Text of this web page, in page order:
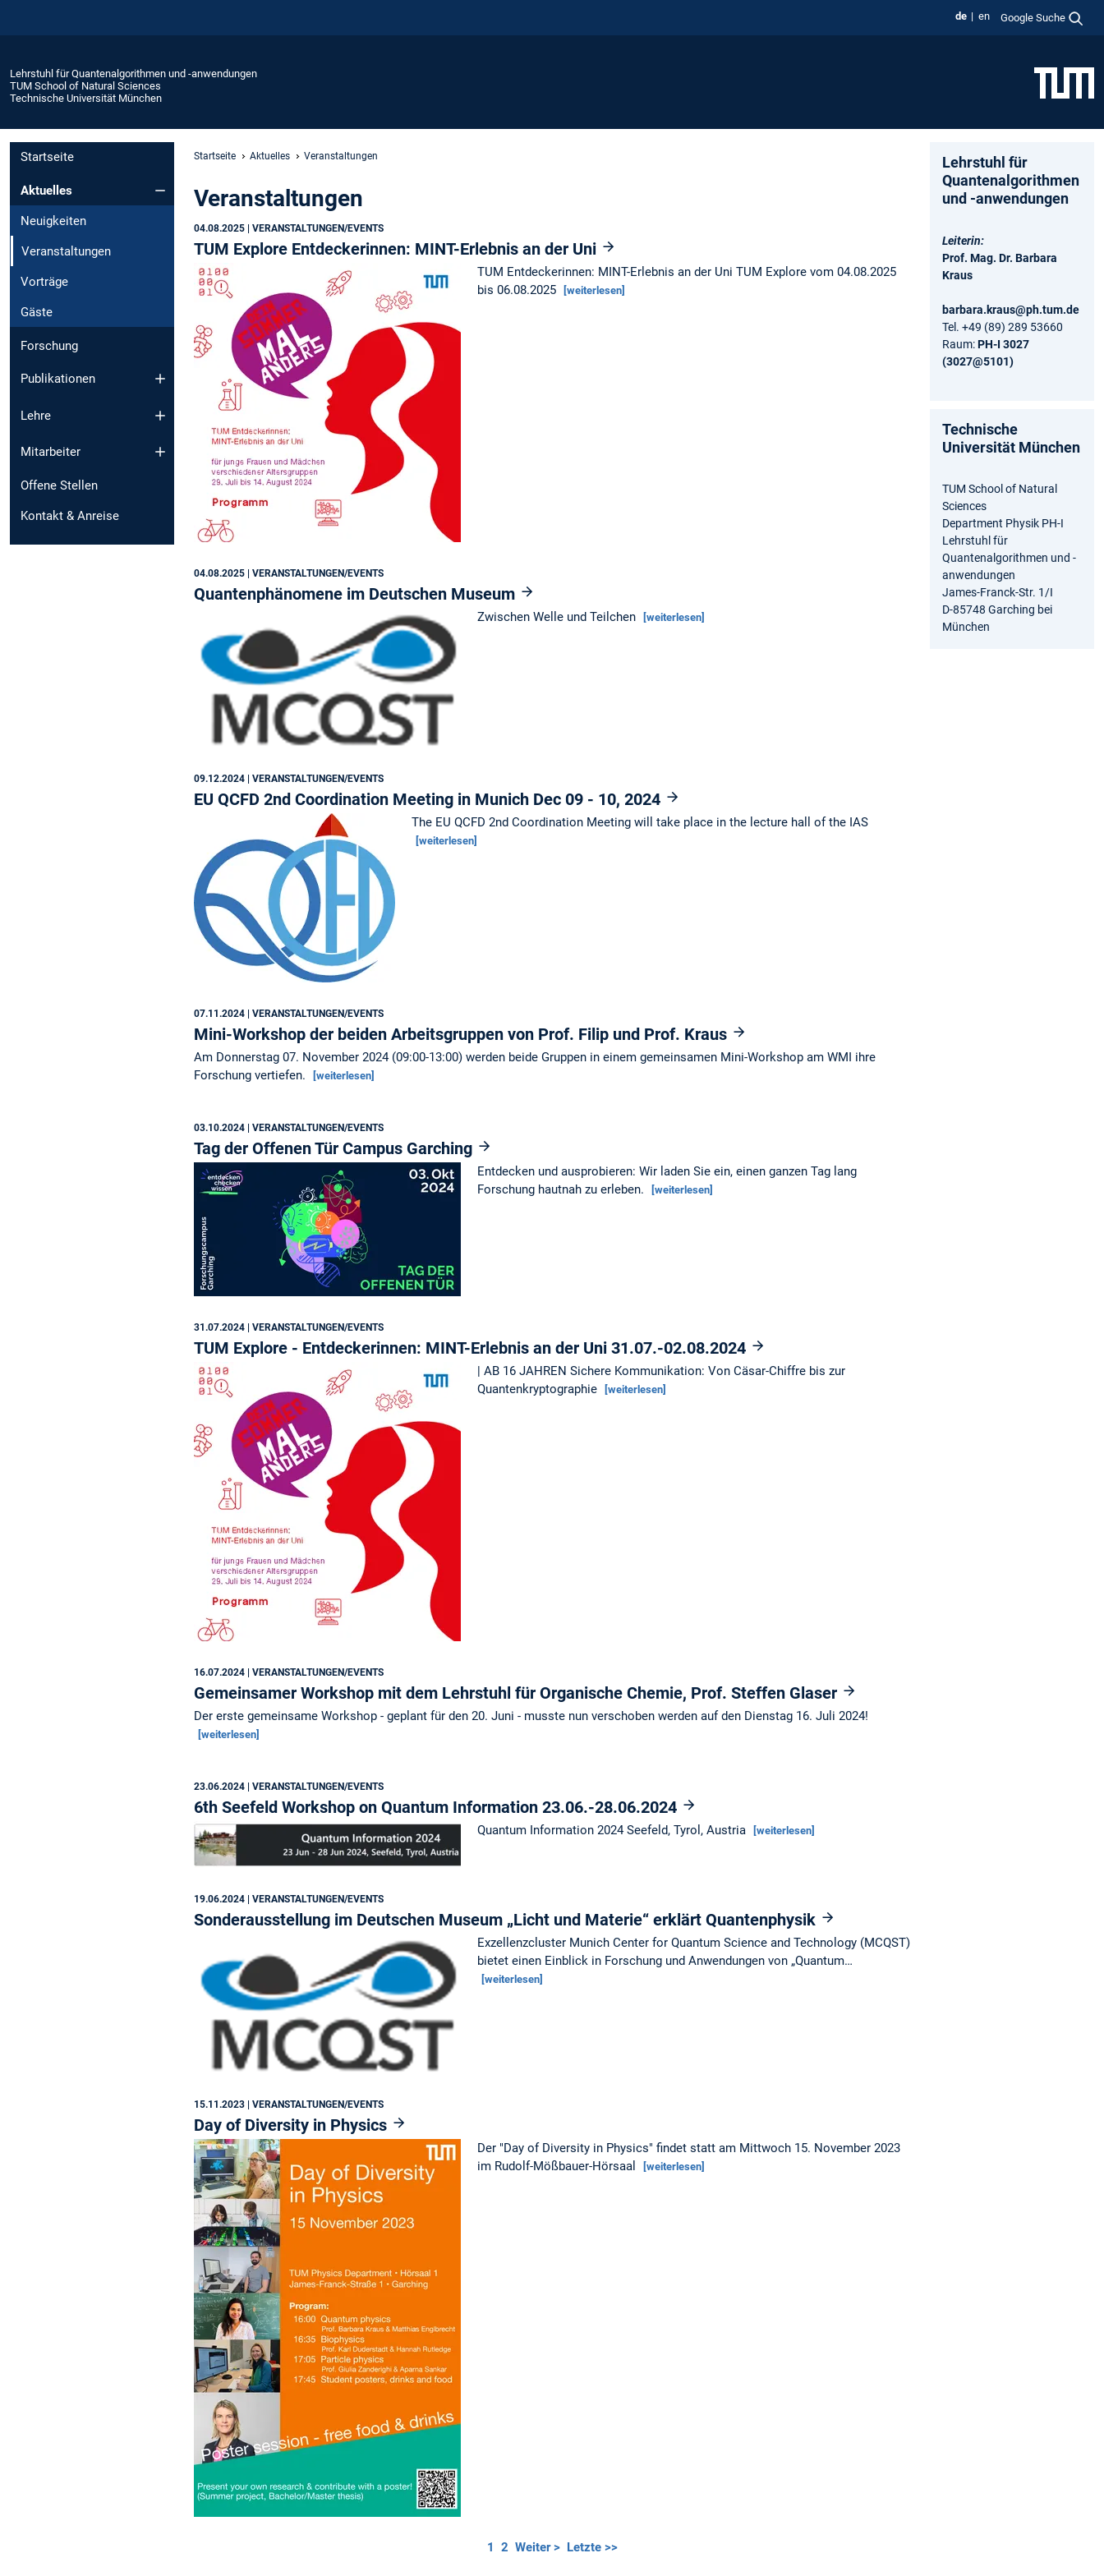
de en Google Suche
Lehrstuhl für Quantenalgorithmen und -anwendungen
TUM School of Natural Sciences
Technische Universität München
Startseite
Aktuelles
Neuigkeiten
Veranstaltungen
Vorträge
Gäste
Forschung
Publikationen
Lehre
Mitarbeiter
Offene Stellen
Kontakt & Anreise
Startseite Aktuelles Veranstaltungen
Veranstaltungen
04.08.2025 | VERANSTALTUNGEN/EVENTS
TUM Explore Entdeckerinnen: MINT-Erlebnis an der Uni
TUM Entdeckerinnen: MINT-Erlebnis an der Uni TUM Explore vom 04.08.2025
bis 06.08.2025
[weiterlesen]
04.08.2025 | VERANSTALTUNGEN/EVENTS
Quantenphänomene im Deutschen Museum
Zwischen Welle und Teilchen [weiterlesen]
09.12.2024 | VERANSTALTUNGEN/EVENTS
EU QCFD 2nd Coordination Meeting in Munich Dec 09 - 10, 2024
The EU QCFD 2nd Coordination Meeting will take place in the lecture hall of the IAS
[weiterlesen]
07.11.2024 | VERANSTALTUNGEN/EVENTS
Mini-Workshop der beiden Arbeitsgruppen von Prof. Filip und Prof. Kraus
Am Donnerstag 07. November 2024 (09:00-13:00) werden beide Gruppen in einem gemeinsamen Mini-Workshop am WMI ihre
Forschung vertiefen.
[weiterlesen]
03.10.2024 | VERANSTALTUNGEN/EVENTS
Tag der Offenen Tür Campus Garching
Entdecken und ausprobieren: Wir laden Sie ein, einen ganzen Tag lang
Forschung hautnah zu erleben.
[weiterlesen]
31.07.2024 | VERANSTALTUNGEN/EVENTS
TUM Explore - Entdeckerinnen: MINT-Erlebnis an der Uni 31.07.-02.08.2024
| AB 16 JAHREN Sichere Kommunikation: Von Cäsar-Chiffre bis zur
Quantenkryptographie
[weiterlesen]
16.07.2024 | VERANSTALTUNGEN/EVENTS
Gemeinsamer Workshop mit dem Lehrstuhl für Organische Chemie, Prof. Steffen Glaser
Der erste gemeinsame Workshop - geplant für den 20. Juni - musste nun verschoben werden auf den Dienstag 16. Juli 2024!
[weiterlesen]
23.06.2024 | VERANSTALTUNGEN/EVENTS
6th Seefeld Workshop on Quantum Information 23.06.-28.06.2024
Quantum Information 2024 Seefeld, Tyrol, Austria [weiterlesen]
19.06.2024 | VERANSTALTUNGEN/EVENTS
Sonderausstellung im Deutschen Museum „Licht und Materie“ erklärt Quantenphysik
Exzellenzcluster Munich Center for Quantum Science and Technology (MCQST)
bietet einen Einblick in Forschung und Anwendungen von „Quantum…
[weiterlesen]
15.11.2023 | VERANSTALTUNGEN/EVENTS
Day of Diversity in Physics
Der "Day of Diversity in Physics" findet statt am Mittwoch 15. November 2023
im Rudolf-Mößbauer-Hörsaal
[weiterlesen]
1 2 Weiter > Letzte >>
Lehrstuhl für
Quantenalgorithmen
und -anwendungen
Leiterin:
Prof. Mag. Dr. Barbara
Kraus
barbara.kraus@ph.tum.de
Tel. +49 (89) 289 53660
Raum:PH-I 3027
(3027@5101)
Technische
Universität München
TUM School of Natural
Sciences
Department Physik PH-I
Lehrstuhl für
Quantenalgorithmen und -
anwendungen
James-Franck-Str. 1/I
D-85748 Garching bei
München